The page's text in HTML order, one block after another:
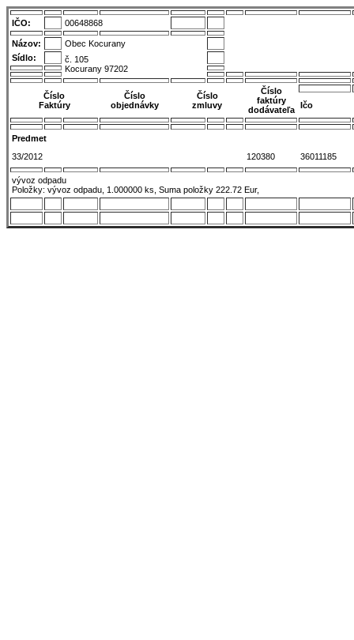
IČO: 00648868
Názov:
Obec Kocurany
Sídlo:
č. 105
Kocurany 97202
Číslo
Faktúry
Číslo
objednávky
Číslo
zmluvy
Číslo
faktúry
dodávateľa
Ičo
Predmet
33/2012
120380 36011185
vývoz odpadu
Položky: vývoz odpadu, 1.000000 ks, Suma položky 222.72 Eur,